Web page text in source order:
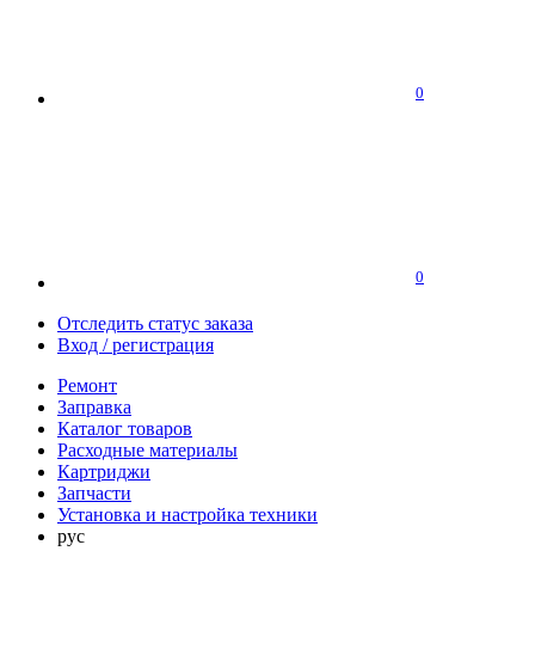
0
0
Отследить статус заказа
Вход / регистрация
Ремонт
Заправка
Каталог товаров
Расходные материалы
Картриджи
Запчасти
Установка и настройка техники
рус